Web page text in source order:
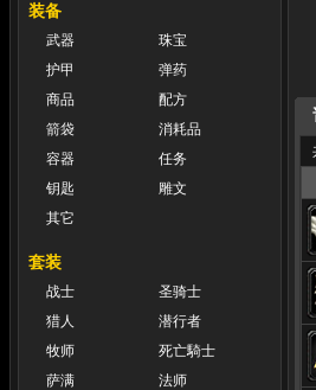
装备
武器
珠宝
护甲
弹药
商品
配方
箭袋
消耗品
容器
任务
钥匙
雕文
其它
套装
战士
圣骑士
猎人
潜行者
牧师
死亡騎士
萨满
法师